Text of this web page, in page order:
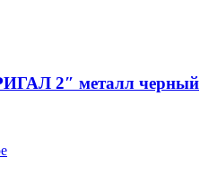
2″ металл черный